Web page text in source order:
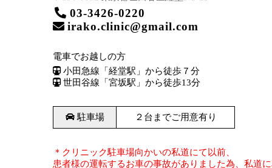
03-3426-0220
irako.clinic@gmail.com
電車でお越しの方
小田急線「経堂駅」から徒歩７分
世田谷線「宮坂駅」から徒歩13分
駐車場 ２台までご用意有り
＊クリニック駐車場向かいの私道にて以前、
患者様の運転するお車の事故がありました為、私道